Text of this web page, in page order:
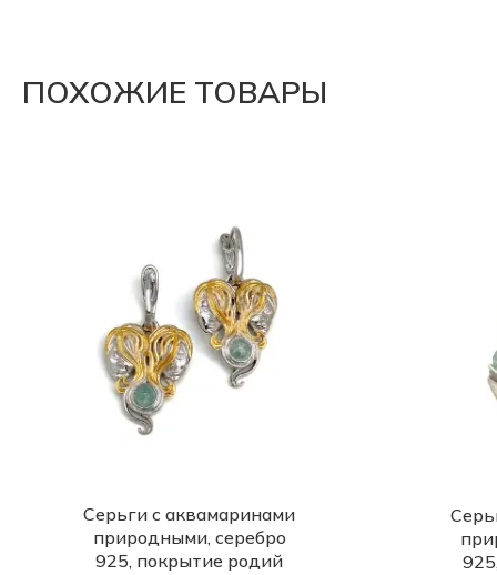
ПОХОЖИЕ ТОВАРЫ
Серьги с аквамаринами
природными, серебро
925, покрытие родий